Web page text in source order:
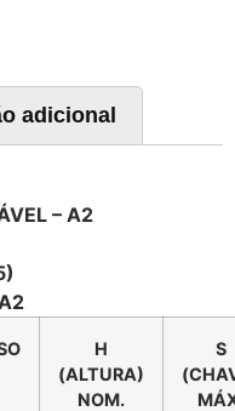
adicional
– A2
H
(ALTURA)
NOM.
S